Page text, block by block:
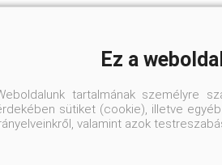
Jó
Ez a
tartalmának személyre
sütiket (cookie), illetve
valamint azok